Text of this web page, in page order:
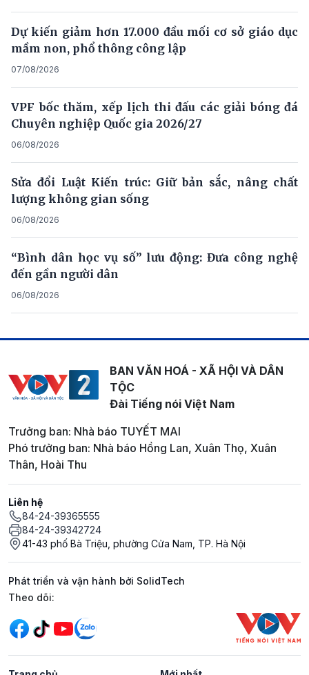
Dự kiến giảm hơn 17.000 đầu mối cơ sở giáo dục
mầm non, phổ thông công lập
07/08/2026
VPF bốc thăm, xếp lịch thi đấu các giải bóng đá
Chuyên nghiệp Quốc gia 2026/27
06/08/2026
Sửa đổi Luật Kiến trúc: Giữ bản sắc, nâng chất
lượng không gian sống
06/08/2026
“Bình dân học vụ số” lưu động: Đưa công nghệ
đến gần người dân
06/08/2026
BAN VĂN HOÁ - XÃ HỘI VÀ DÂN
TỘC
Đài Tiếng nói Việt Nam
Trưởng ban: Nhà báo TUYẾT MAI
Phó trưởng ban: Nhà báo Hồng Lan, Xuân Thọ, Xuân
Thân, Hoài Thu
Liên hệ
84-24-39365555
84-24-39342724
41-43 phố Bà Triệu, phường Cửa Nam, TP. Hà Nội
Phát triển và vận hành bởi SolidTech
Mạng xã hội
Theo dõi: